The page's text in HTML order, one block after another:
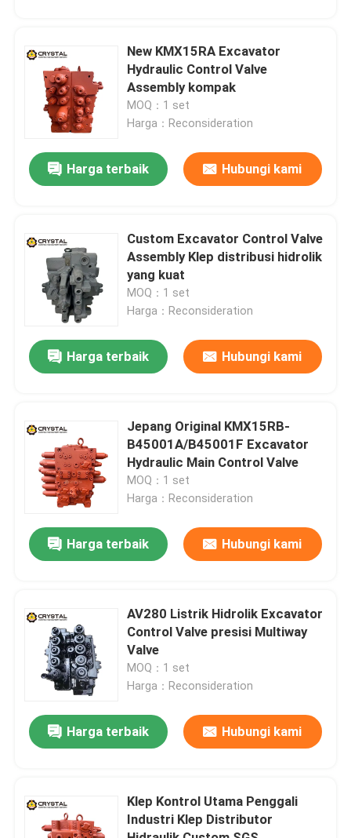
Produk
Video
Tentang Kami
Kontrol Kualitas
Hubungi Kami
Berita
Motor Perjalanan Ekskavator
New KMX15RA Excavator
Hydraulic Control Valve
Assembly kompak
MOQ：1 set
Harga：Reconsideration
Harga terbaik Hubungi kami
Custom Excavator Control Valve
Assembly Klep distribusi hidrolik
yang kuat
MOQ：1 set
Harga：Reconsideration
Harga terbaik Hubungi kami
Jepang Original KMX15RB-
B45001A/B45001F Excavator
Hydraulic Main Control Valve
MOQ：1 set
Harga：Reconsideration
Harga terbaik Hubungi kami
AV280 Listrik Hidrolik Excavator
Control Valve presisi Multiway
Valve
MOQ：1 set
Harga：Reconsideration
Harga terbaik Hubungi kami
Klep Kontrol Utama Penggali
Industri Klep Distributor